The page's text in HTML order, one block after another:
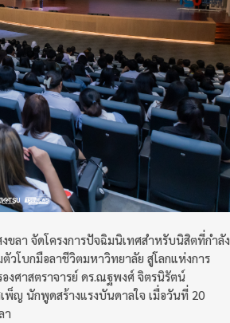
ลา จัดโครงการปัจฉิมนิเทศสำหรับนิสิตที่กำลัง
ตัวโบกมือลาชีวิตมหาวิทยาลัย สู่โลกแห่งการ
งศาสตราจารย์ ดร.ณฐพงศ์ จิตรนิรัตน์
ญ นักพูดสร้างแรงบันดาลใจ เมื่อวันที่ 20
า